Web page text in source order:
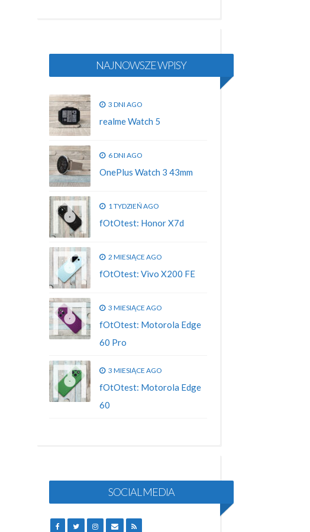
NAJNOWSZE WPISY
3 DNI AGO
realme Watch 5
6 DNI AGO
OnePlus Watch 3 43mm
1 TYDZIEŃ AGO
fOtOtest: Honor X7d
2 MIESIĄCE AGO
fOtOtest: Vivo X200 FE
3 MIESIĄCE AGO
fOtOtest: Motorola Edge
60 Pro
3 MIESIĄCE AGO
fOtOtest: Motorola Edge
60
SOCIAL MEDIA
FACEBOOK
TWITTERINSTAGRAM
EMAILRSS